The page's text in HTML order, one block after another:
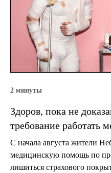
2 минуты
Здоров, пока не
требование работать
С начала августа жители
медицинскую помощь по
лишиться страхового